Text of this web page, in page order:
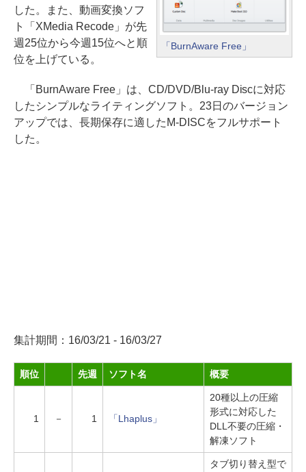
「BurnAware Free」
した。また、動画変換ソフ
ト「XMedia Recode」が先
週25位から今週15位へと順
位を上げている。
「BurnAware Free」は、CD/DVD/Blu-ray Discに対応
したシンプルなライティングソフト。23日のバージョン
アップでは、長期保存に適したM-DISCをフルサポート
した。
集計期間：16/03/21 - 16/03/27
順位 先週 ソフト名 概要
1 － 1 「Lhaplus」
20種以上の圧縮
形式に対応した
DLL不要の圧縮・
解凍ソフト
タブ切り替え型で